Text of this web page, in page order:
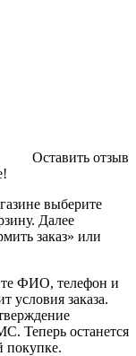
Оставить отзыв
выберите
Далее
заказ» или
ФИО, телефон и
условия заказа.
Теперь останется
покупке.